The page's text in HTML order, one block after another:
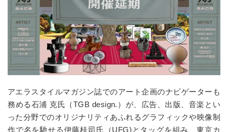
アエラスタイルマガジン誌でのアート企画のナビゲーターも
務める石浦 克氏（TGB design. ）が、広告、出版、音楽とい
った分野でのオリジナリティあふれるグラフィックや映像制
作で名を馳せる伊藤桂司氏（UFG) とタッグを組み、東京カ